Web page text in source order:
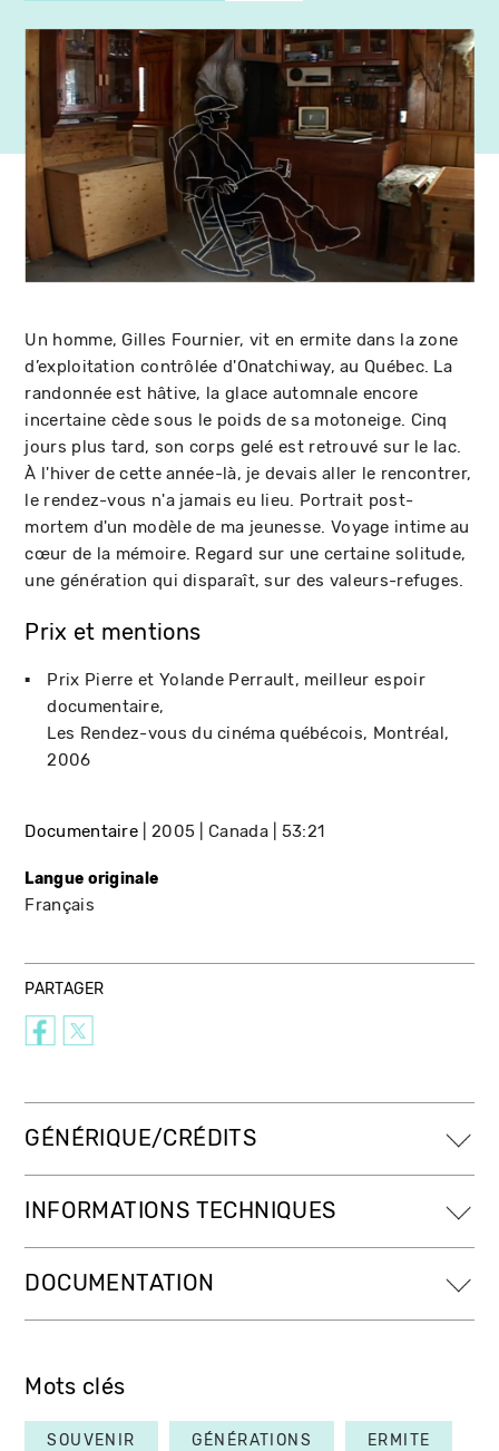
Un homme, Gilles Fournier, vit en ermite dans la zone
d’exploitation contrôlée d'Onatchiway, au Québec. La
randonnée est hâtive, la glace automnale encore
incertaine cède sous le poids de sa motoneige. Cinq
jours plus tard, son corps gelé est retrouvé sur le lac.
À l'hiver de cette année-là, je devais aller le rencontrer,
le rendez-vous n'a jamais eu lieu. Portrait post-
mortem d'un modèle de ma jeunesse. Voyage intime au
cœur de la mémoire. Regard sur une certaine solitude,
une génération qui disparaît, sur des valeurs-refuges.
Prix et mentions
Prix Pierre et Yolande Perrault, meilleur espoir
documentaire
Les Rendez-vous du cinéma québécois
Montréal
2006
Documentaire 2005 Canada 53:21
Langue originale
Français
PARTAGER
GÉNÉRIQUE/CRÉDITS
INFORMATIONS TECHNIQUES
DOCUMENTATION
Mots clés
SOUVENIR GÉNÉRATIONS ERMITE